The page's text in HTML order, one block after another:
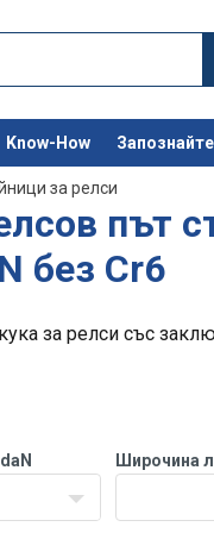
Know-How
Останете
за релси
път
без Cr6
за релси със
Широчина